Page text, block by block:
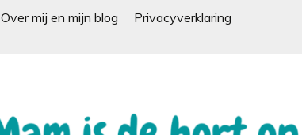
Over mij en mijn blog
Privacyverklaring